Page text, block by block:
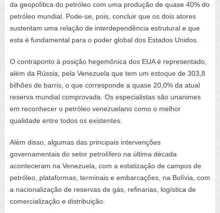
da geopolítica do petróleo com uma produção de quase 40% do
petróleo mundial. Pode-se, pois, concluir que os dois atores
sustentam uma relação de interdependência estrutural e que
esta é fundamental para o poder global dos Estados Unidos.
O contraponto à posição hegemônica dos EUA é representado,
além da Rússia, pela Venezuela que tem um estoque de 303,8
bilhões de barris, o que corresponde a quase 20,0% da atual
reserva mundial comprovada. Os especialistas são unanimes
em reconhecer o petróleo venezuelano como o melhor
qualidade entre todos os existentes.
Além disso, algumas das principais intervenções
governamentais do setor petrolífero na última década
aconteceram na Venezuela, com a estatização de campos de
petróleo, plataformas, terminais e embarcações, na Bolívia, com
a nacionalização de reservas de gás, refinarias, logística de
comercialização e distribuição.